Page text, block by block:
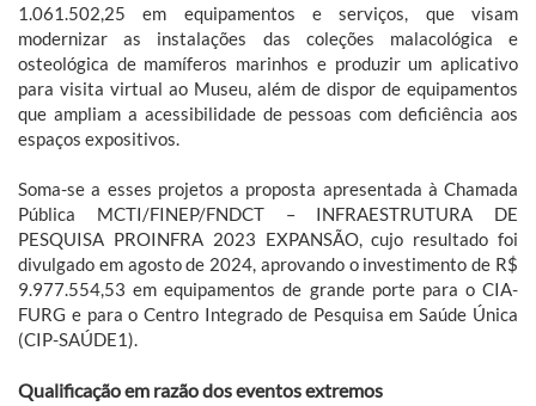
1.061.502,25 em equipamentos e serviços, que visam
modernizar as instalações das coleções malacológica e
osteológica de mamíferos marinhos e produzir um aplicativo
para visita virtual ao Museu, além de dispor de equipamentos
que ampliam a acessibilidade de pessoas com deficiência aos
espaços expositivos.
Soma-se a esses projetos a proposta apresentada à Chamada
Pública MCTI/FINEP/FNDCT – INFRAESTRUTURA DE
PESQUISA PROINFRA 2023 EXPANSÃO, cujo resultado foi
divulgado em agosto de 2024, aprovando o investimento de R$
9.977.554,53 em equipamentos de grande porte para o CIA-
FURG e para o Centro Integrado de Pesquisa em Saúde Única
(CIP-SAÚDE1).
Qualificação em razão dos eventos extremos